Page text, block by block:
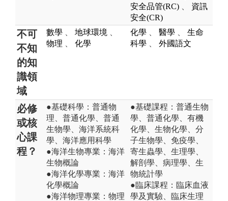
安全品管(RC)
資訊
安全(CR)
不可
不知
的知
識領
域
數學 地球環境
物理
化學
化學 醫學
生命
科學
外國語文
必修
或核
心課
程？
●基礎科學：普通物
理、普通化學、普通
生物學、海洋系統科
學、海洋應用科學
●海洋生物專業：海洋
生物概論
●海洋化學專業：海洋
化學概論
●海洋物理專業：物理
●基礎課程：普通生物
學、普通化學、有機
化學、生物化學、分
子生物學、免疫學、
寄生蟲學、生理學、
解剖學、病理學、生
物統計學
●臨床課程：臨床血液
學及實驗、臨床生理